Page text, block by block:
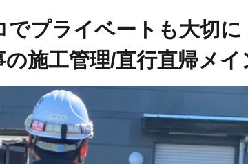
でプライベートも大切
施工管理/直行直帰メイ